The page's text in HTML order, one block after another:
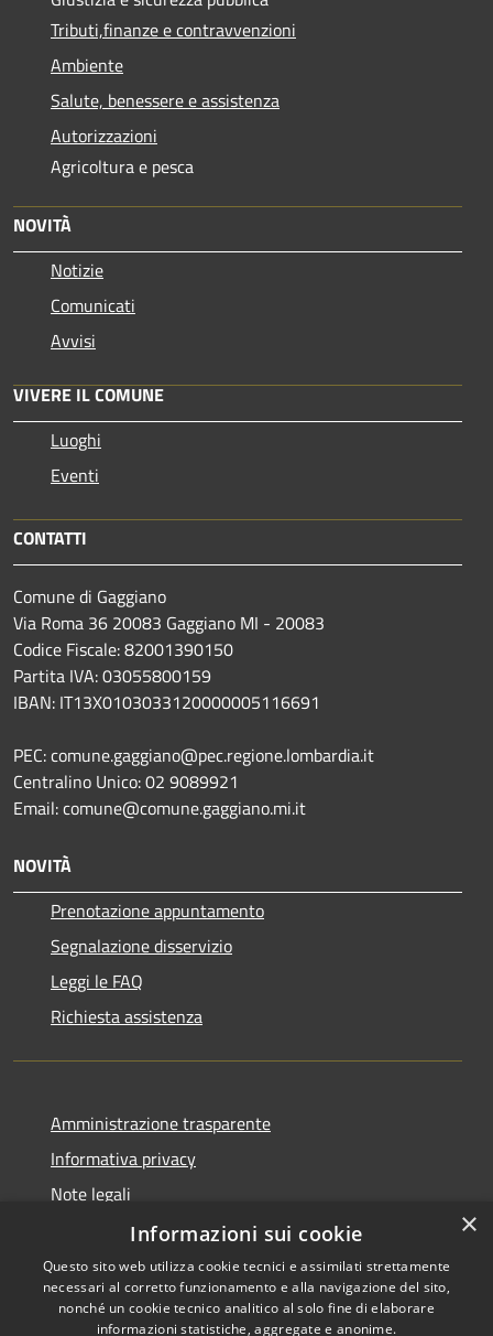
Tributi,finanze e contravvenzioni
Ambiente
Salute, benessere e assistenza
Autorizzazioni
Agricoltura e pesca
NOVITÀ
Notizie
Comunicati
Avvisi
VIVERE IL COMUNE
Luoghi
Eventi
CONTATTI
Comune di Gaggiano
Via Roma 36 20083 Gaggiano MI - 20083
Codice Fiscale: 82001390150
Partita IVA: 03055800159
IBAN: IT13X0103033120000005116691
PEC: comune.gaggiano@pec.regione.lombardia.it
Centralino Unico: 02 9089921
Email: comune@comune.gaggiano.mi.it
NOVITÀ
Prenotazione appuntamento
Segnalazione disservizio
Leggi le FAQ
Richiesta assistenza
Amministrazione trasparente
Informativa privacy
Note legali
Dichiarazione di accessibilità
×
Informazioni sui cookie
Questo sito web utilizza cookie tecnici e assimilati strettamente
necessari al corretto funzionamento e alla navigazione del sito,
nonché un cookie tecnico analitico al solo fine di elaborare
informazioni statistiche, aggregate e anonime.